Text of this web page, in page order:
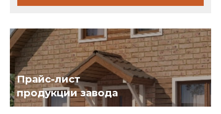
Прайс-лист
продукции завода